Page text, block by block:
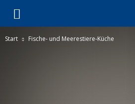
Start Fische- und Meerestiere-Küche